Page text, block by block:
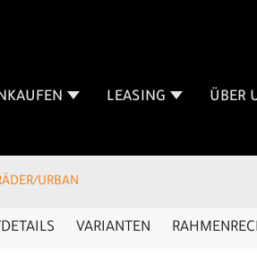
LEASING ÜBER
URBAN
VARIANTEN